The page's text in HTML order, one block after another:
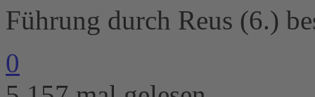
Führung durch Reus (6.)
0